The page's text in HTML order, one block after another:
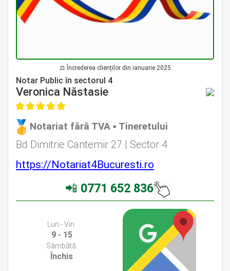
⚖ Încrederea clienților din ianuarie 2025
Avocat Specializat în Drept Civil • Avocat Specializat în Dreptul Familiei
Notar Public în sectorul 4
Veronica Năstasie
Notariat fără TVA ▪ Tineretului
Bd Dimitrie Cantemir 27 | Sector 4
https://Notariat4Bucuresti.ro
📲 0771 652 836
Lun - Vin:
9 - 15
Sâmbătă:
Închis